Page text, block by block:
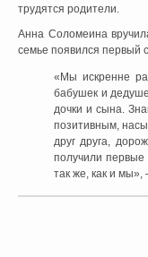
трудятся родители.
Анна Соломеина
семье появился первый
«Мы искренне
бабушек и
дочки и сына.
позитивным,
друг друга,
получили первые
так же, как и мы»,